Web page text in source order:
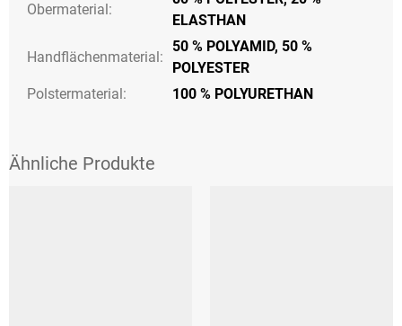
Obermaterial:
ELASTHAN
Handflächenmaterial:
50 % POLYAMID, 50 %
POLYESTER
Polstermaterial:
100 % POLYURETHAN